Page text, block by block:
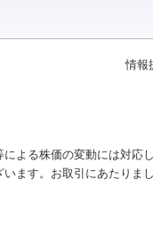
情報
よる株価の変動には対応し
ます。お取引にあたりま